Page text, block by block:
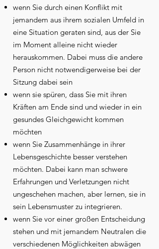
wenn Sie durch einen Konflikt mit
jemandem aus ihrem sozialen Umfeld in
eine Situation geraten sind, aus der Sie
im Moment alleine nicht wieder
herauskommen. Dabei muss die andere
Person nicht notwendigerweise bei der
Sitzung dabei sein
wenn sie spüren, dass Sie mit ihren
Kräften am Ende sind und wieder in ein
gesundes Gleichgewicht kommen
möchten
wenn Sie Zusammenhänge in ihrer
Lebensgeschichte besser verstehen
möchten. Dabei kann man schwere
Erfahrungen und Verletzungen nicht
ungeschehen machen, aber lernen, sie in
sein Lebensmuster zu integrieren.
wenn Sie vor einer großen Entscheidung
stehen und mit jemandem Neutralen die
verschiedenen Möglichkeiten abwägen